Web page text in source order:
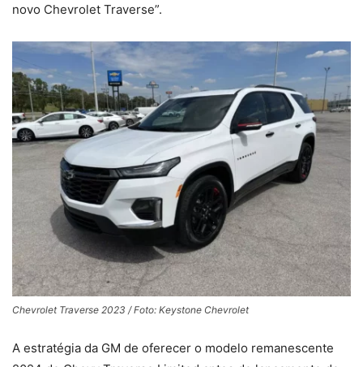
novo Chevrolet Traverse”.
Chevrolet Traverse 2023 / Foto: Keystone Chevrolet
A estratégia da GM de oferecer o modelo remanescente